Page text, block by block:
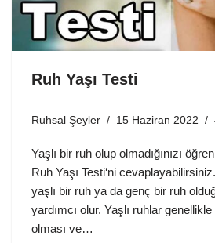
Ruh Yaşı Testi
Ruhsal Şeyler 15 Haziran 2022
Yaşlı bir ruh olup olmadığınızı
Ruh Yaşı Testi‘ni
yaşlı bir ruh ya da genç bir ruh
yardımcı olur. Yaşlı ruhlar
olması ve…